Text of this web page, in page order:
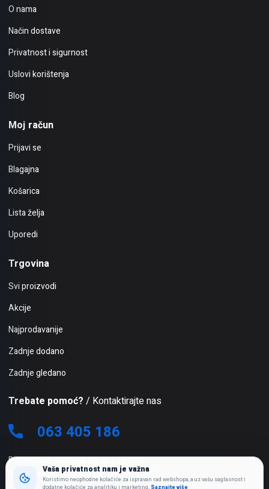
O nama
Način dostave
Privatnost i sigurnost
Uslovi korištenja
Blog
Moj račun
Prijavi se
Blagajna
Košarica
Lista želja
Uporedi
Trgovina
Svi proizvodi
Akcije
Najprodavanije
Zadnje dodano
Zadnje gledano
Trebate pomoć? / Kontaktirajte nas
063 405 186
Ponedjeljak - Subota: 08:00 - 19:00
Nedjeljom i praznicima ne radimo
Vaša privatnost nam je važna
Koristimo neophodne kolačiće za ispravan rad webshopa, a uz vašu saglasnost i